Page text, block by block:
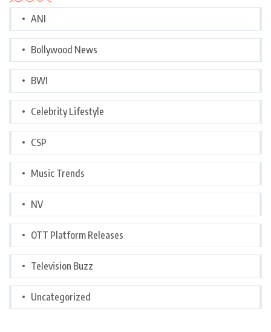
ANI
Bollywood News
BWI
Celebrity Lifestyle
CSP
Music Trends
NV
OTT Platform Releases
Television Buzz
Uncategorized